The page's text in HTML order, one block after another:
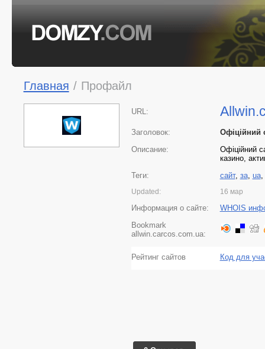
Главная / Профайл
URL:
Заголовок:
Офіційний
Описание:
Офіційний
казино,
Теги:
сайт, за, ua,
Updated: 16 мар
Информация о сайте:
WHOIS
Bookmark
allwin.carcos.com.ua:
Рейтинг сайтов Код для